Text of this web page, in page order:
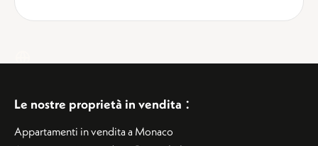
Le nostre proprietà in vendita :
Appartamenti in vendita a Monaco